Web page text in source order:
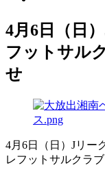
4月6日（日
フットサル
せ
4月6日（日）Jリー
レフットサルクラ